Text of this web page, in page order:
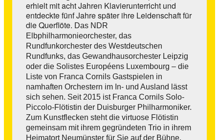
erhielt mit acht Jahren Klavierunterricht und
entdeckte fünf Jahre später ihre Leidenschaft für
die Querflöte. Das NDR
Elbphilharmonieorchester, das
Rundfunkorchester des Westdeutschen
Rundfunks, das Gewandhausorchester Leipzig
oder die Solistes Européens Luxembourg – die
Liste von Franca Cornils Gastspielen in
namhaften Orchestern im In- und Ausland lässt
sich sehen. Seit 2015 ist Franca Cornils Solo-
Piccolo-Flötistin der Duisburger Philharmoniker.
Zum Kunstflecken steht die virtuose Flötistin
gemeinsam mit ihrem gegründeten Trio in ihrem
Heimatort Neumünster für Sie auf der Bühne.